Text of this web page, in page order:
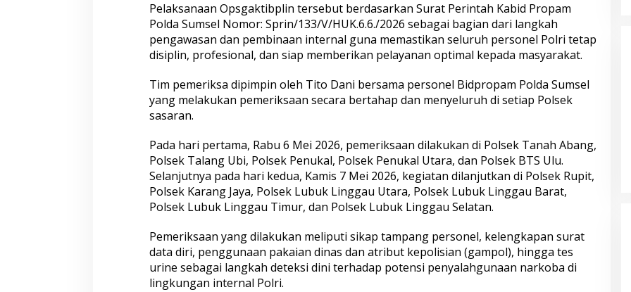
Pelaksanaan Opsgaktibplin tersebut berdasarkan Surat Perintah Kabid Propam
Polda Sumsel Nomor: Sprin/133/V/HUK.6.6./2026 sebagai bagian dari langkah
pengawasan dan pembinaan internal guna memastikan seluruh personel Polri tetap
disiplin, profesional, dan siap memberikan pelayanan optimal kepada masyarakat.
Tim pemeriksa dipimpin oleh Tito Dani bersama personel Bidpropam Polda Sumsel
yang melakukan pemeriksaan secara bertahap dan menyeluruh di setiap Polsek
sasaran.
Pada hari pertama, Rabu 6 Mei 2026, pemeriksaan dilakukan di Polsek Tanah Abang,
Polsek Talang Ubi, Polsek Penukal, Polsek Penukal Utara, dan Polsek BTS Ulu.
Selanjutnya pada hari kedua, Kamis 7 Mei 2026, kegiatan dilanjutkan di Polsek Rupit,
Polsek Karang Jaya, Polsek Lubuk Linggau Utara, Polsek Lubuk Linggau Barat,
Polsek Lubuk Linggau Timur, dan Polsek Lubuk Linggau Selatan.
Pemeriksaan yang dilakukan meliputi sikap tampang personel, kelengkapan surat
data diri, penggunaan pakaian dinas dan atribut kepolisian (gampol), hingga tes
urine sebagai langkah deteksi dini terhadap potensi penyalahgunaan narkoba di
lingkungan internal Polri.
Wakapolri: Bergabungnya Irjen
Pol. Susilo Teguh Raharjo ke UBISA
Perkuat Jejaring Nasional Pusat
Polda Metro Jaya Kembalikan 67
Kendaraan kepada Pemilik yang
Sah
Buron Kasus Peredaran Ekstasi,
Haradongan Simanjuntak Berhasil
Ditangkap di Riau
Satreskrim Polres Tasikmalaya
Kota Amankan 3 Pelaku Kasus
Sambut Hari Bhayangkara ke-80,
Puslitbang Polri Salurkan 1.000
Bogor
Sambut Hari Bhayangkara ke-80,
Polri Bedah 80 Rumah Layak Huni,
Baru Berpanel Surya